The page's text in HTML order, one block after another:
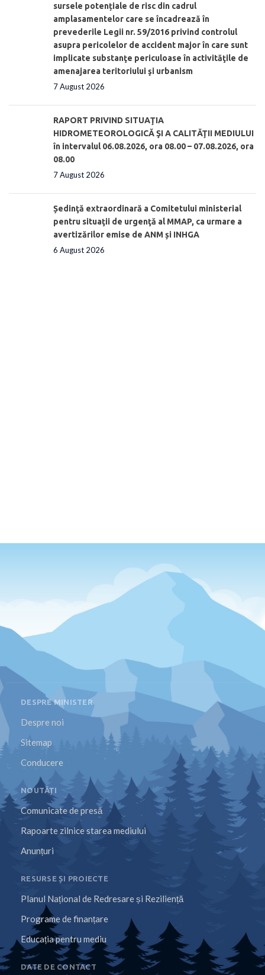
sursele potențiale de risc din cadrul
amplasamentelor care se încadrează în
prevederile Legii nr. 59/2016 privind controlul
asupra pericolelor de accident major în care sunt
implicate substanţe periculoase în activităţile de
amenajarea teritoriului şi urbanism
7 August 2026
RAPORT PRIVIND SITUAŢIA
HIDROMETEOROLOGICĂ ŞI A CALITĂŢII MEDIULUI
în intervalul 06.08.2026, ora 08.00 – 07.08.2026, ora
08.00
7 August 2026
Ședinţă extraordinară a Comitetului ministerial
pentru situaţii de urgenţă al MMAP, ca urmare a
avertizărilor emise de ANM și INHGA
6 August 2026
DESPRE MINISTER
Despre noi
Sitemap
Conducere
NOUTĂȚI
Comunicate de presă
Rapoarte zilnice starea mediului
Anunțuri
RESURSE ȘI PROIECTE
Planul Național de Redresare și Reziliență
Programe de finanțare
Educația pentru mediu
DATE DE CONTACT